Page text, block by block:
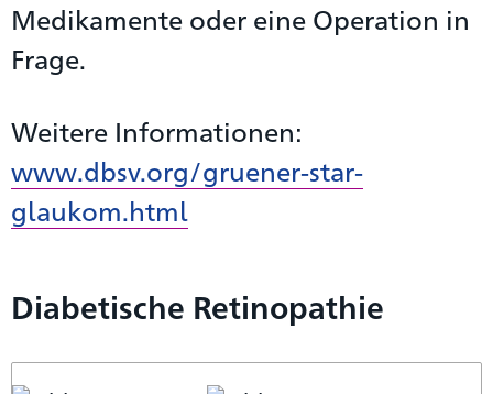
Medikamente oder eine Operation in
Frage.
Weitere Informationen:
www.dbsv.org/gruener-star-
glaukom.html
Diabetische Retinopathie